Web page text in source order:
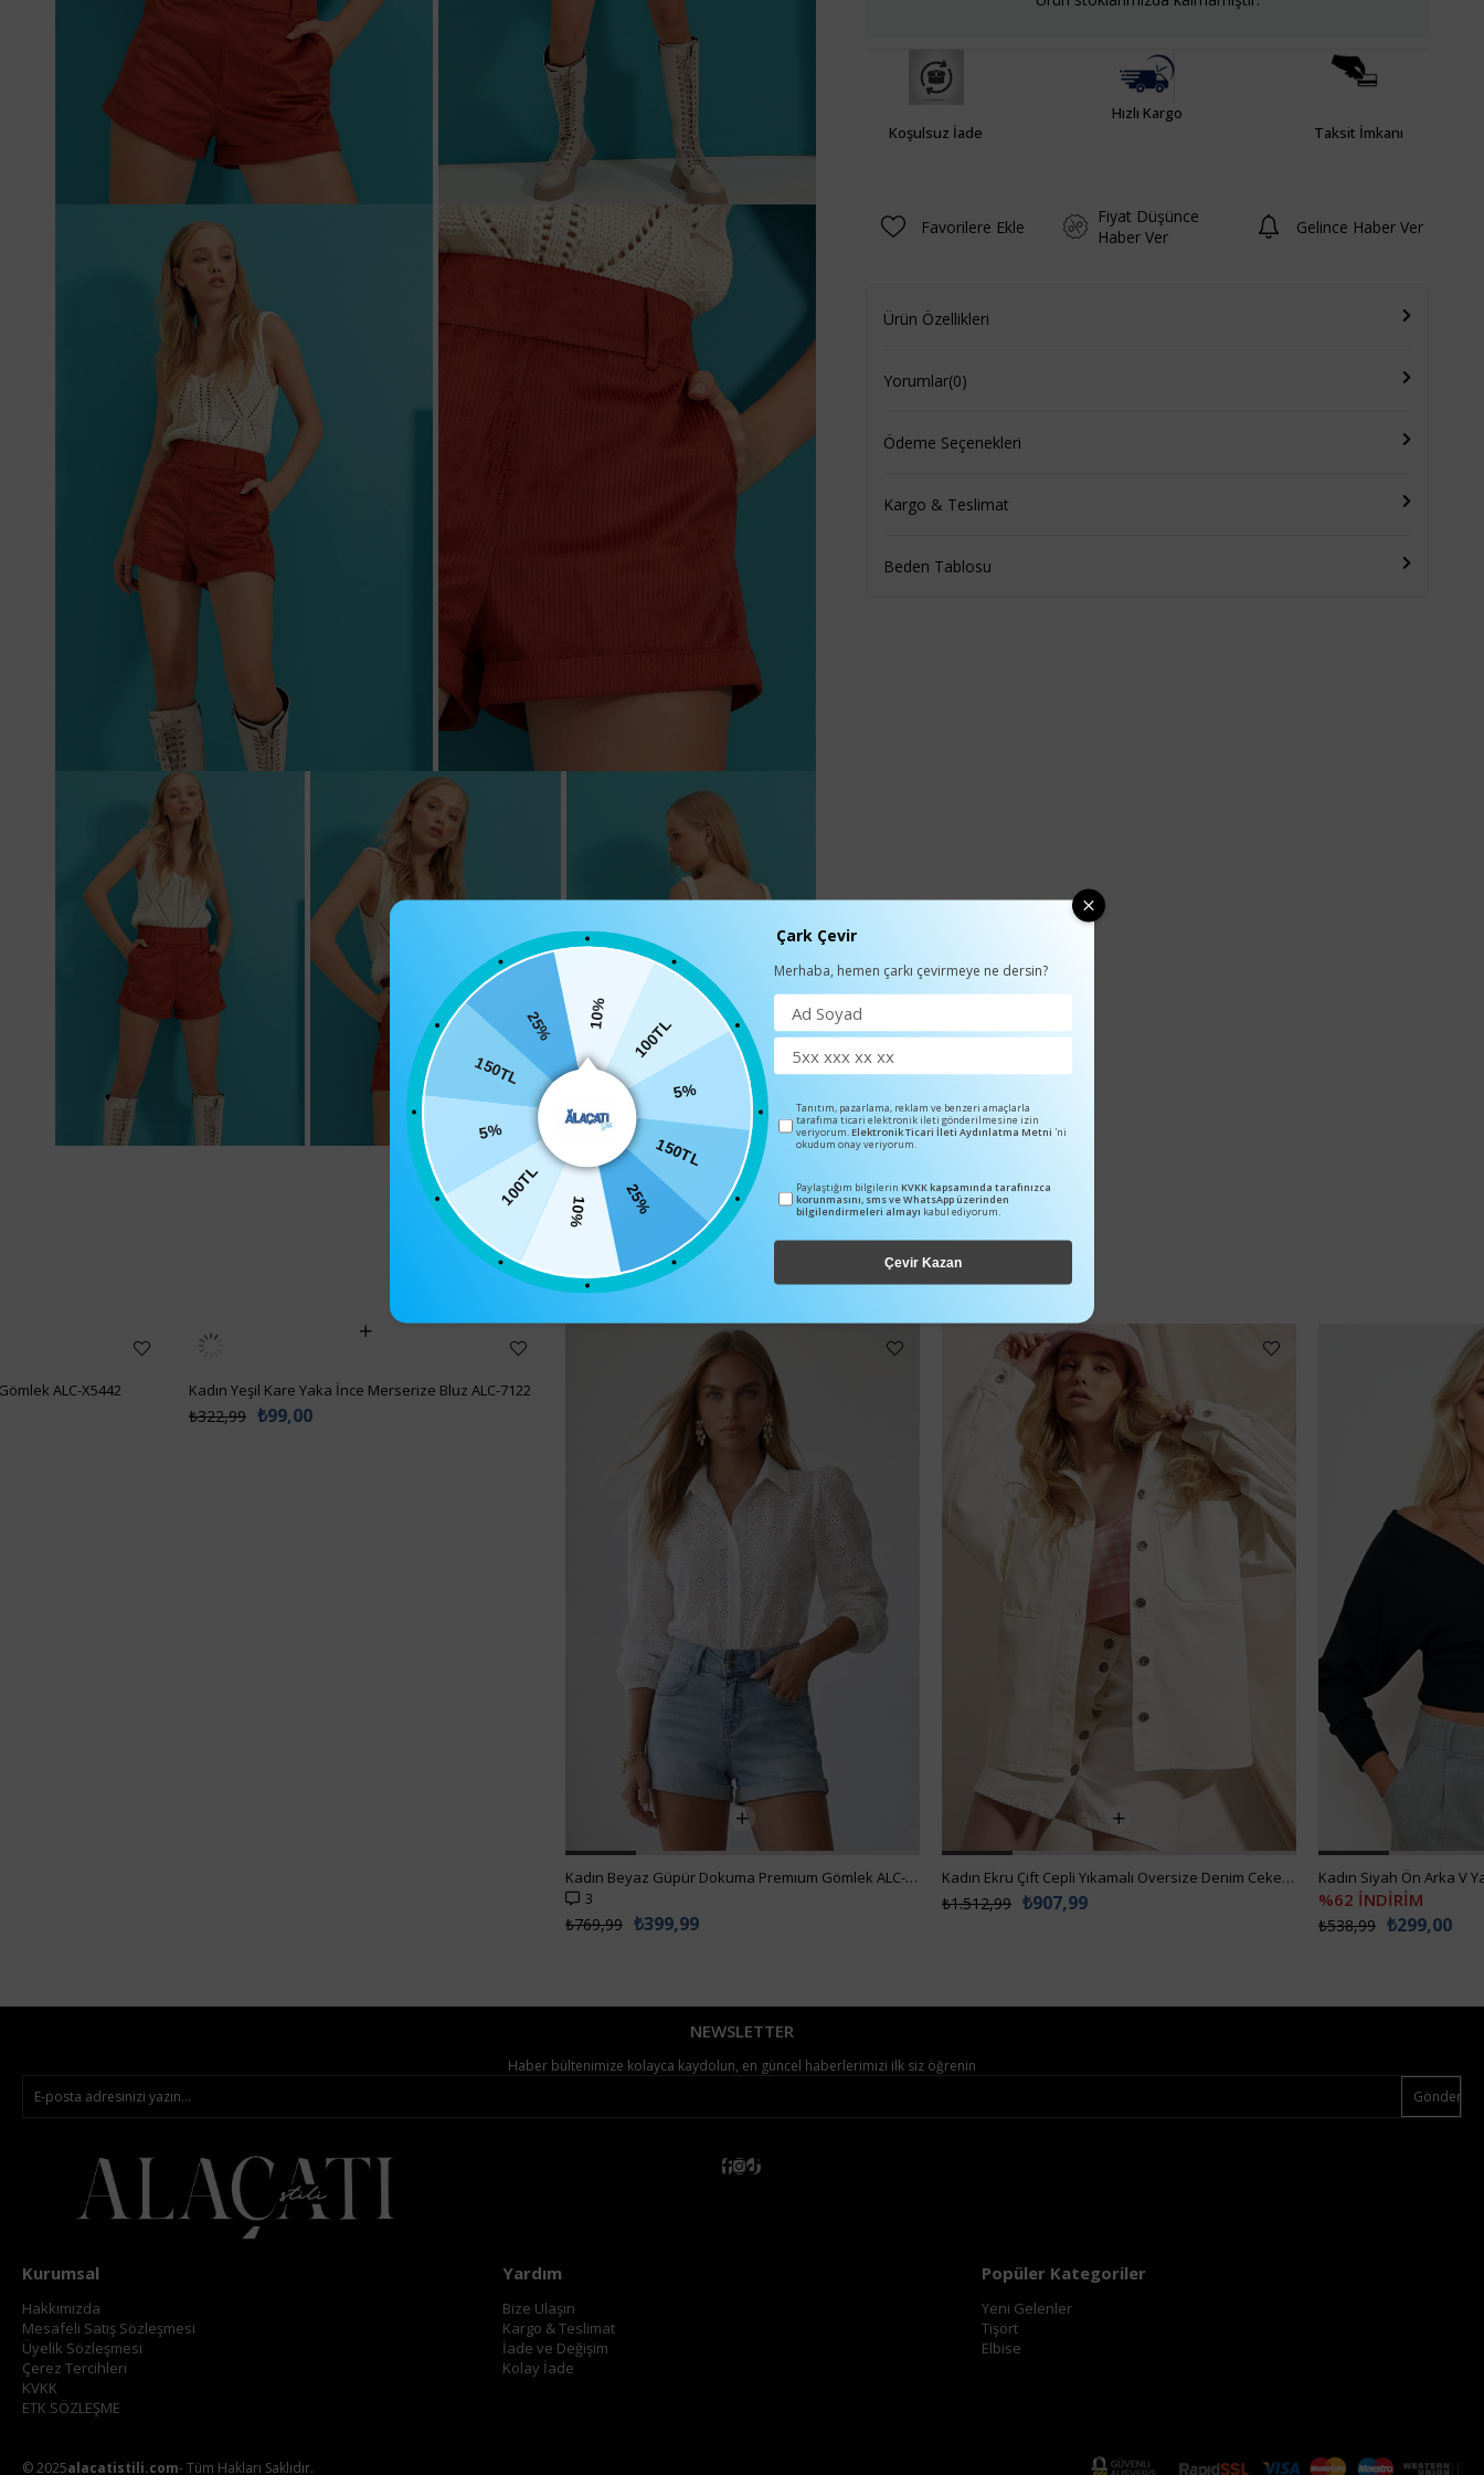
Koşulsuz İade
Hızlı Kargo
Taksit İmkanı
Favorilere Ekle
Fiyat Düşünce
Haber Ver
Gelince Haber Ver
Ürün Özellikleri
Yorumlar(0)
Ödeme Seçenekleri
Kargo & Teslimat
Beden Tablosu
BENZER ÜRÜNLER
Kadın Yeşil Kare Yaka İnce Merserize Bluz ALC-7122
Kadın Beyaz Güpür Dokuma Premıum Gömlek ALC-X4366
3
₺399,99
₺769,99
Kadın Ekru Çift Cepli Yıkamalı Oversize Denim Ceket ALC-X8152
₺907,99
₺1.512,99 %62 İNDİRİM
₺299,00
₺538,99
NEWSLETTER
Haber bültenimize kolayca kaydolun, en güncel haberlerimizi ilk siz öğrenin
Gönder
Kurumsal
Hakkımızda
Mesafeli Satış Sözleşmesi
Üyelik Sözleşmesi
Çerez Tercihleri
KVKK
ETK SÖZLEŞME
Yardım
Bize Ulaşın
Kargo & Teslimat
İade ve Değişim
Kolay İade
Popüler Kategoriler
Yeni Gelenler
Tişört
Elbise
© 2025alacatistili.com- Tüm Hakları Saklıdır.
10% 100TL
5%
150TL
25%
10%
100TL
5%
150TL
25%
Çark Çevir
Merhaba, hemen çarkı çevirmeye ne dersin?
Tanıtım, pazarlama, reklam ve benzeri amaçlarla
tarafıma ticari elektronik ileti gönderilmesine izin
veriyorum. Elektronik Ticari İleti Aydınlatma Metni 'ni
okudum onay veriyorum.
Paylaştığım bilgilerin KVKK kapsamında tarafınızca
korunmasını, sms ve WhatsApp üzerinden
bilgilendirmeleri almayı kabul ediyorum.
Çevir Kazan